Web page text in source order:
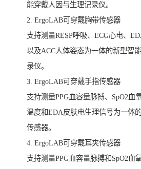
能穿戴人因与生理记录仪。
2. ErgoLAB可穿戴胸带传感器
支持测量RESP呼吸、ECG心电、
以及ACC人体姿态为一体的新型智
录仪。
3. ErgoLAB可穿戴手指传感器
支持测量PPG血容量脉搏、SpO2血
温度和EDA皮肤电生理信号为一体
传感器。
4. ErgoLAB可穿戴耳夹传感器
支持测量PPG血容量脉搏和SpO2血